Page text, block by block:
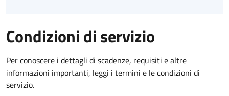
Condizioni di servizio
Per conoscere i dettagli di scadenze, requisiti e altre
informazioni importanti, leggi i termini e le condizioni di
servizio.